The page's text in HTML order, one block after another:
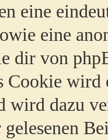
eine
eine
dir von
wird
wird dazu